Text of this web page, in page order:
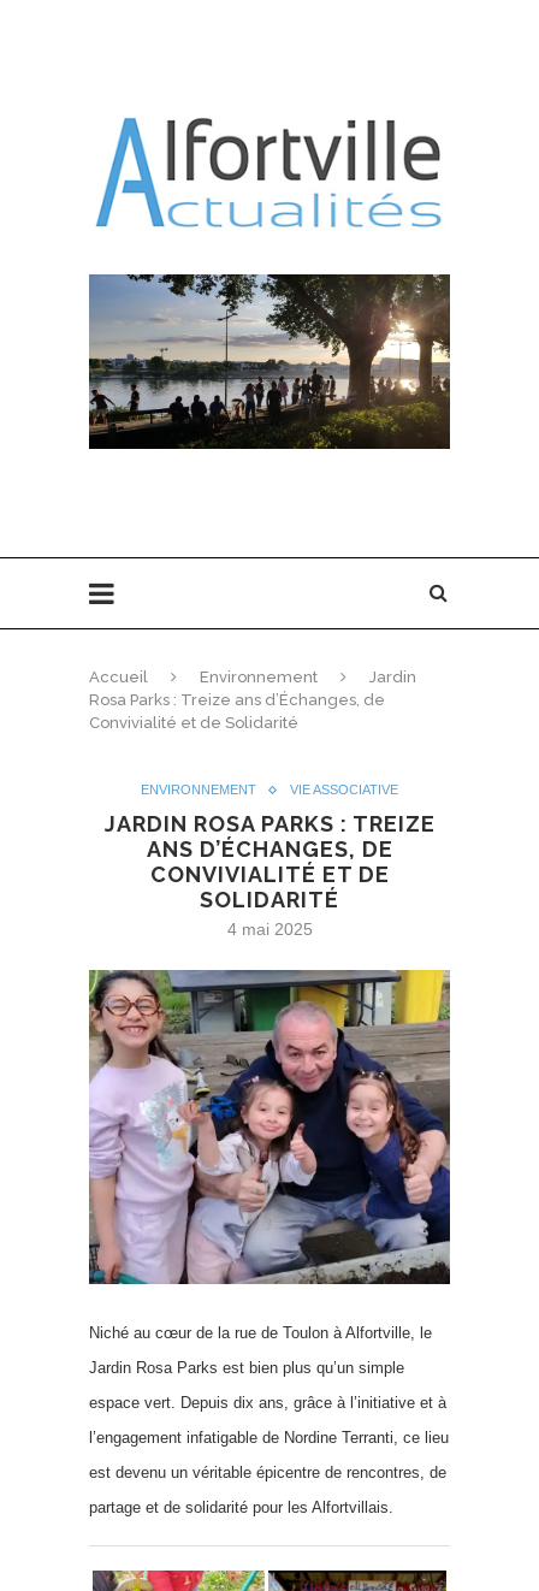
Accueil Environnement
Jardin
Rosa Parks : Treize ans d’Échanges, de
Convivialité et de Solidarité
ENVIRONNEMENT VIE ASSOCIATIVE
JARDIN ROSA PARKS : TREIZE
ANS D’ÉCHANGES, DE
CONVIVIALITÉ ET DE
SOLIDARITÉ
4 mai 2025
Niché au cœur de la rue de Toulon à Alfortville, le
Jardin Rosa Parks est bien plus qu’un simple
espace vert. Depuis dix ans, grâce à l’initiative et à
l’engagement infatigable de Nordine Terranti, ce lieu
est devenu un véritable épicentre de rencontres, de
partage et de solidarité pour les Alfortvillais.